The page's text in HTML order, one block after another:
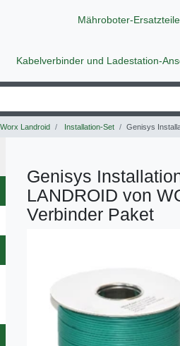
Mähroboter-Ersatzteile
Kabelverbinder und Ladestation-
Worx Landroid Installation-Set Genisys
Genisys
LANDROID von
Verbinder Paket